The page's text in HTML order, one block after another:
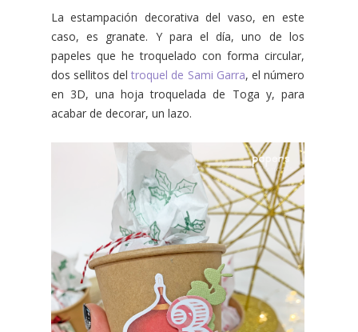
La estampación decorativa del vaso, en este
caso, es granate. Y para el día, uno de los
papeles que he troquelado con forma circular,
dos sellitos deltroquel de Sami Garra, el número
en 3D, una hoja troquelada de Toga y, para
acabar de decorar, un lazo.